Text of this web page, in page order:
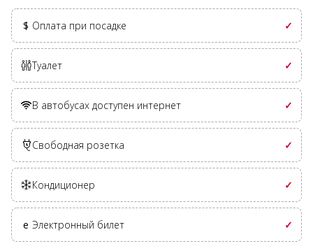
$ Оплата при посадке ✓
Туалет ✓
В автобусах доступен интернет ✓
Свободная розетка ✓
Кондиционер ✓
e Электронный билет ✓